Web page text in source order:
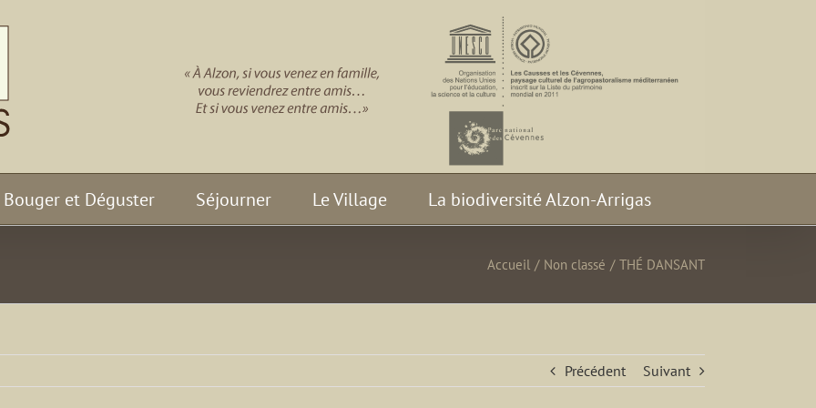
Bouger et Déguster Séjourner Le Village La biodiversité Alzon-Arrigas
Accueil / Non classé / THÉ DANSANT
Précédent Suivant